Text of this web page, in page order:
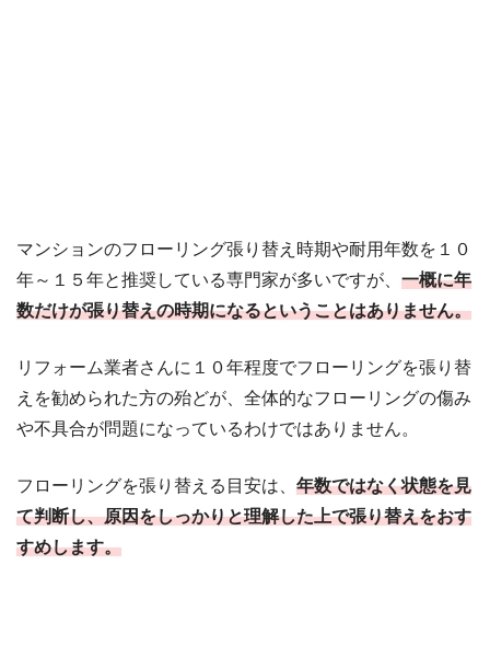
マンションのフローリング張り替え時期や耐用年数を１０
年～１５年と推奨している専門家が多いですが、 一概に年
数だけが張り替えの時期になるということはありません。
リフォーム業者さんに１０年程度でフローリングを張り替
えを勧められた方の殆どが、全体的なフローリングの傷み
や不具合が問題になっているわけではありません。
フローリングを張り替える目安は、 年数ではなく状態を見
て判断し、原因をしっかりと理解した上で張り替えをおす
すめします。